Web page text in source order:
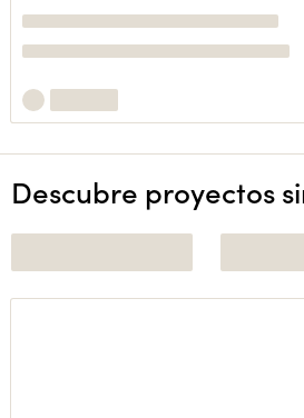
Descubre proyectos